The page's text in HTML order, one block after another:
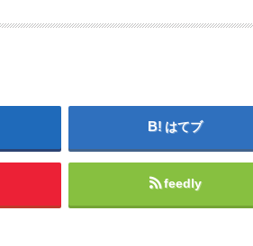
はてブ
feedly